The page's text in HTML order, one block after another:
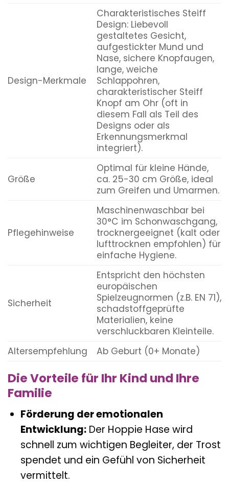
Design-Merkmale
Charakteristisches Steiff
Design: Liebevoll
gestaltetes Gesicht,
aufgestickter Mund und
Nase, sichere Knopfaugen,
lange, weiche
Schlappohren,
charakteristischer Steiff
Knopf am Ohr (oft in
diesem Fall als Teil des
Designs oder als
Erkennungsmerkmal
integriert).
Größe
Optimal für kleine Hände,
ca. 25-30 cm Größe, ideal
zum Greifen und Umarmen.
Pflegehinweise
Maschinenwaschbar bei
30°C im Schonwaschgang,
trocknergeeignet (kalt oder
lufttrocknen empfohlen) für
einfache Hygiene.
Sicherheit
Entspricht den höchsten
europäischen
Spielzeugnormen (z.B. EN 71),
schadstoffgeprüfte
Materialien, keine
verschluckbaren Kleinteile.
Altersempfehlung
Ab Geburt (0+ Monate)
Die Vorteile für Ihr Kind und Ihre
Familie
Förderung der emotionalen
Entwicklung:Der Hoppie Hase wird
schnell zum wichtigen Begleiter, der Trost
spendet und ein Gefühl von Sicherheit
vermittelt.